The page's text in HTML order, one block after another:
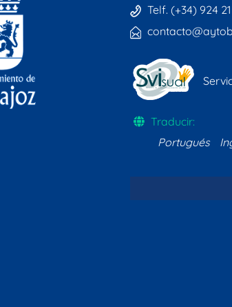
Telf. (+34) 924
Traducir:
Portugués